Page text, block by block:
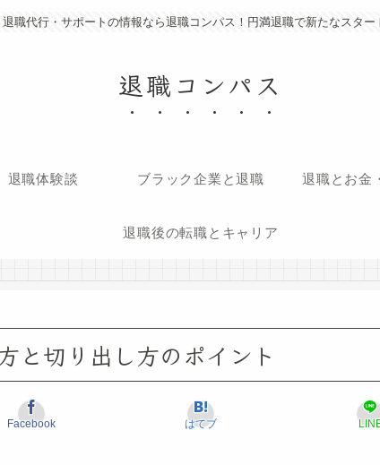
退職代行・サポートの情報なら退職コンパス！円満退職で新たなスター
退職コンパス
退職体験談 ブラック企業と退職 退職とお金
退職後の転職とキャリア
と切り出し方のポイント
Facebook はてブ